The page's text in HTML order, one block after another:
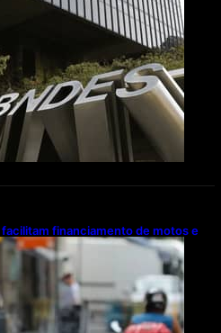
facilitam financiamento de motos e
para entregadores